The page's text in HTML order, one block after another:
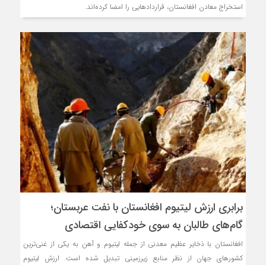
استخراج معادن افغانستان، قراردادهایی را امضا کرده‌اند.
برابری ارزش لیتیوم افغانستان با نفت عربستان؛
گام‌های طالبان به سوی خودکفایی اقتصادی
افغانستان با ذخایر عظیم معدنی از جمله لیتیوم و آهن به یکی از غنی‌ترین
کشورهای جهان از نظر منابع زیرزمینی تبدیل شده است. ارزش لیتیوم